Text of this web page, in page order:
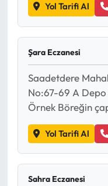
Yol Tarifi Al
Şara Eczanesi
Saadetdere
No:67-69 A
Örnek Böreğin
Yol Tarifi Al
Sahra Eczanesi